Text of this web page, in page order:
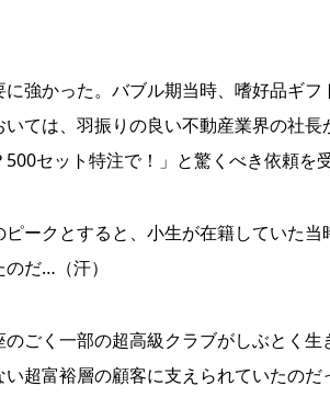
強かった。バブル期当時、嗜好品ギ
ては、羽振りの良い不動産業界の社
セット特注で！」と驚くべき依頼を
ークとすると、小生が在籍していた
だ…（汗）
ごく一部の超高級クラブがしぶとく
超富裕層の顧客に支えられていたの